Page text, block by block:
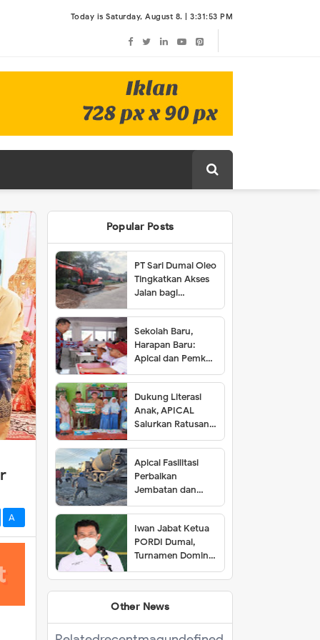
Today is Saturday, August 8. | 3:31:53 PM
A-
Popular Posts
PT Sari Dumai Oleo
Tingkatkan Akses
Jalan bagi
Masyarakat Lubuk
Gaung
Sekolah Baru,
Harapan Baru:
Apical dan Pemkot
Dumai Resmikan
SDN 001 Lubuk
Gaung
Dukung Literasi
Anak, APICAL
Salurkan Ratusan
Buku ke Tiga SD di
Dumai
Apical Fasilitasi
Perbaikan
Jembatan dan
Jalan di Kelurahan
Lubuk Gaung
Iwan Jabat Ketua
PORDI Dumai,
Turnamen Domino
Dijuarai Seorang
Perempuan
Other News